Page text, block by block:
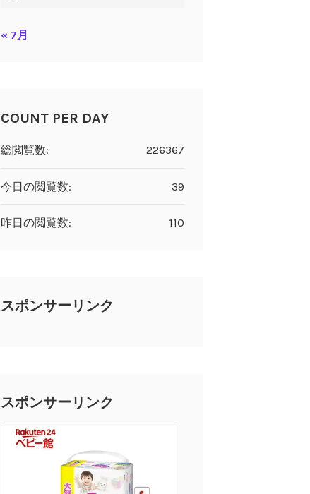
« 7月
COUNT PER DAY
226367
総閲覧数:
39
今日の閲覧数:
110
昨日の閲覧数:
スポンサーリンク
スポンサーリンク